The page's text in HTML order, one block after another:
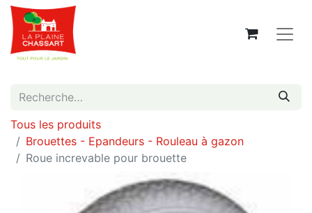
Tous les produits
Brouettes - Epandeurs - Rouleau à gazon
Roue increvable pour brouette